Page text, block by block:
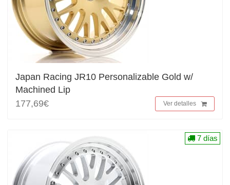
Japan Racing JR10 Personalizable Gold w/
Machined Lip
177,69€
Ver detalles
7 días